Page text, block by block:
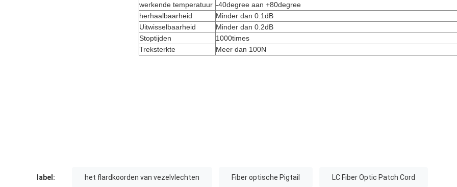
werkende temperatuur -40degree aan +80degree
herhaalbaarheid
Minder dan 0.1dB
Uitwisselbaarheid
Minder dan 0.2dB
Stoptijden
1000times
Treksterkte
Meer dan 100N
label: het flardkoorden van vezelvlechten Fiber optische Pigtail LC Fiber Optic Patch Cord